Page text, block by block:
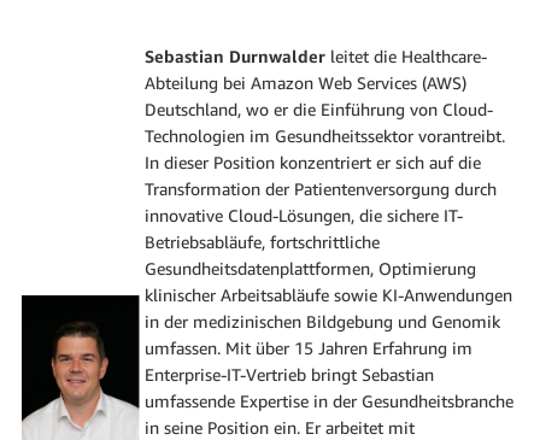
Sebastian Durnwalder leitet die Healthcare-
Abteilung bei Amazon Web Services (AWS)
Deutschland, wo er die Einführung von Cloud-
Technologien im Gesundheitssektor vorantreibt.
In dieser Position konzentriert er sich auf die
Transformation der Patientenversorgung durch
innovative Cloud-Lösungen, die sichere IT-
Betriebsabläufe, fortschrittliche
Gesundheitsdatenplattformen, Optimierung
klinischer Arbeitsabläufe sowie KI-Anwendungen
in der medizinischen Bildgebung und Genomik
umfassen. Mit über 15 Jahren Erfahrung im
Enterprise-IT-Vertrieb bringt Sebastian
umfassende Expertise in der Gesundheitsbranche
in seine Position ein. Er arbeitet mit